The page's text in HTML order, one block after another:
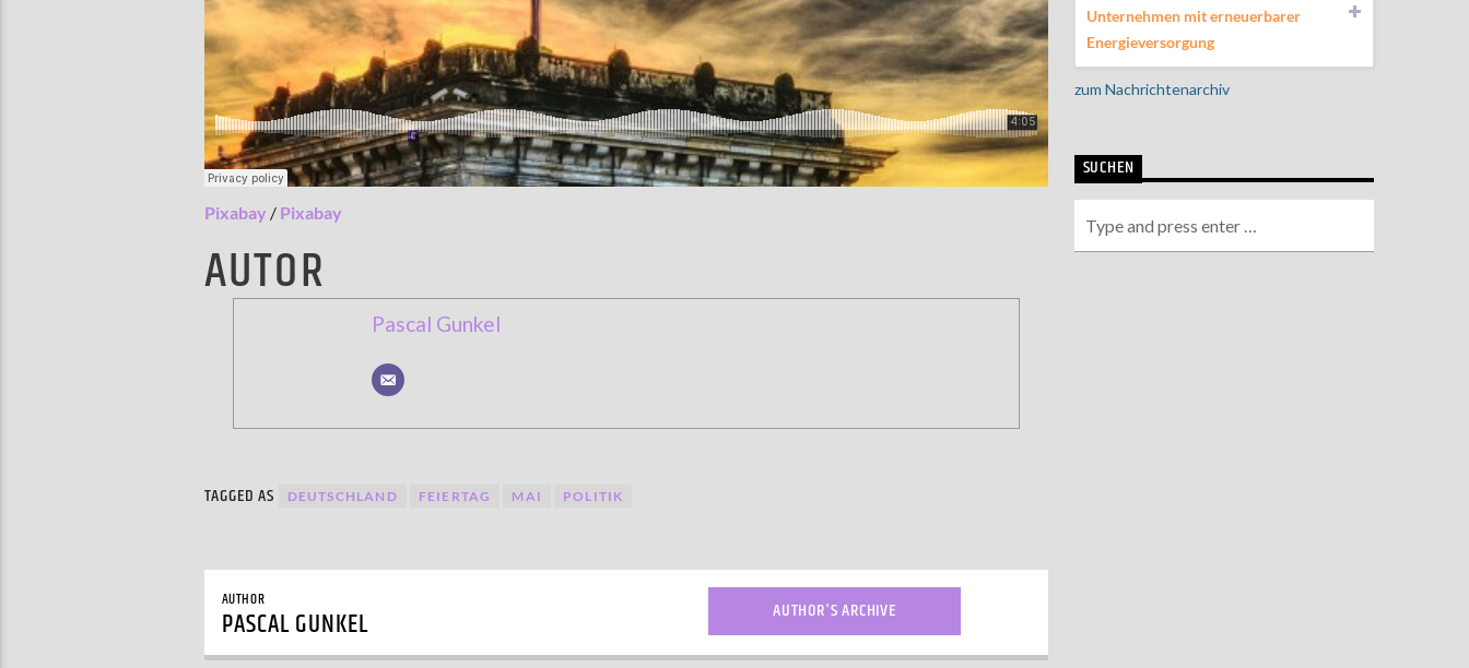
Pixabay / Pixabay
AUTOR
Pascal Gunkel
TAGGED AS DEUTSCHLAND FEIERTAG MAI POLITIK
AUTHOR
PASCAL GUNKEL AUTHOR'S ARCHIVE
Unternehmen mit erneuerbarer
Energieversorgung
zum Nachrichtenarchiv
SUCHEN